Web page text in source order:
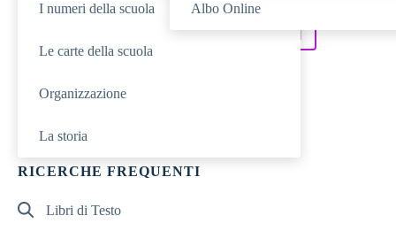
I numeri della scuola
Le carte della scuola
Organizzazione
La storia
Albo Online
SERVIZI
RICERCHE FREQUENTI
Libri di Testo